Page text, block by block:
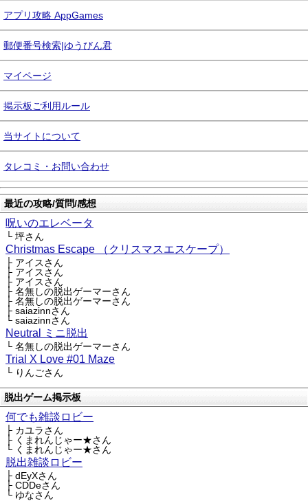
アプリ攻略 AppGames
郵便番号検索|ゆうびん君
マイページ
掲示板ご利用ルール
当サイトについて
タレコミ・お問い合わせ
最近の攻略/質問/感想
呪いのエレベータ
└ 坪さん
Christmas Escape （クリスマスエスケープ）
├ アイスさん
├ アイスさん
├ アイスさん
├ 名無しの脱出ゲーマーさん
├ 名無しの脱出ゲーマーさん
├ saiazinnさん
└ saiazinnさん
Neutral ミニ脱出
└ 名無しの脱出ゲーマーさん
Trial X Love #01 Maze
└ りんごさん
脱出ゲーム掲示板
何でも雑談ロビー
├ カユラさん
├ くまれんじゃー★さん
└ くまれんじゃー★さん
脱出雑談ロビー
├ dEyXさん
├ CDDeさん
└ ゆなさん